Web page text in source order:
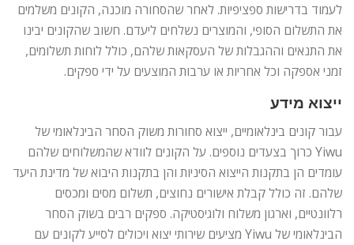
לעמוד בדרישות ספציפיות. לאחר שהסחורה מוכנה, הקונים משלמים
את התשלום הסופי, והמוצרים נשלחים ליעדם. חשוב שהקונים יבינו
את התנאים וההגבלות של העסקאות שלהם, כולל לוחות תשלומים,
זמני אספקה ​​וכל אחריות או ערבות המוצעים על ידי ספקים.
ייצוא מידע
עבור קונים בינלאומיים, ייצוא סחורות משוק הסחר הבינלאומי של
Yiwu כרוך בצעדים נוספים. על הקונים לוודא שהמשלוחים שלהם
עומדים הן בתקנות הייצוא הסיניות והן בתקנות היבוא של מדינת היעד
שלהם. זה כולל קבלת אישורים נחוצים, תשלום מסים ומכסים
רלוונטיים, וארגון משלוח ולוגיסטיקה. ספקים רבים בשוק הסחר
הבינלאומי של Yiwu מציעים שירותי יצוא ויכולים לסייע לקונים עם